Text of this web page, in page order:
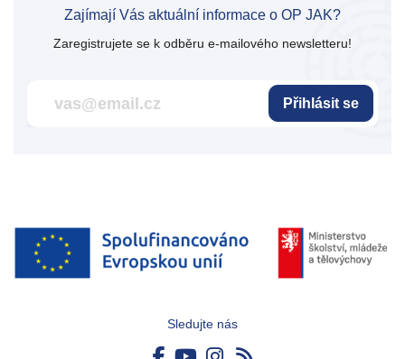
Zajímají Vás aktuální informace o OP JAK?
Zaregistrujete se k odběru e-mailového newsletteru!
Přihlásit se
Sledujte nás